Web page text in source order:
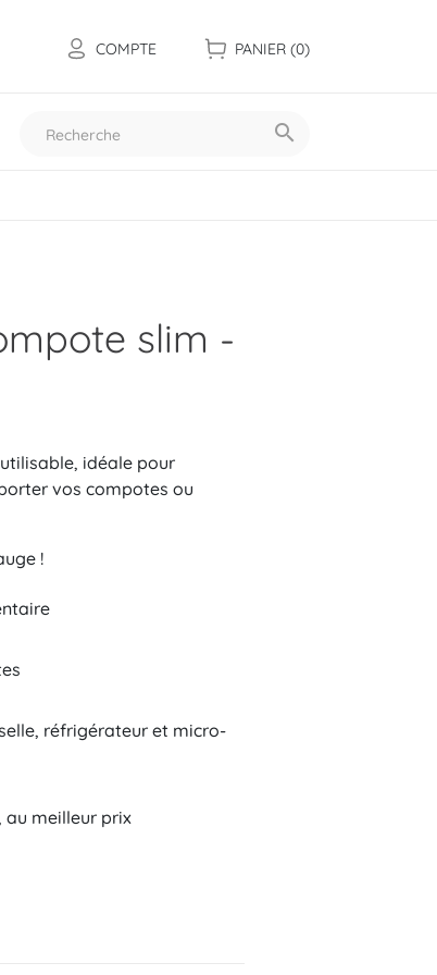
COMPTE PANIER (0)
Les mini

slim -
idéale pour
vos compotes ou
!
réfrigérateur et micro-
meilleur prix